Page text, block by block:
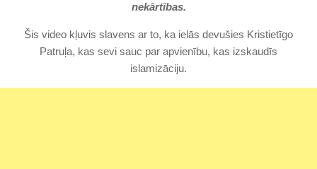
nekārtības.
Šis video kļuvis slavens ar to, ka ielās devušies Kristietīgo
Patruļa, kas sevi sauc par apvienību, kas izskaudīs
islamizāciju.